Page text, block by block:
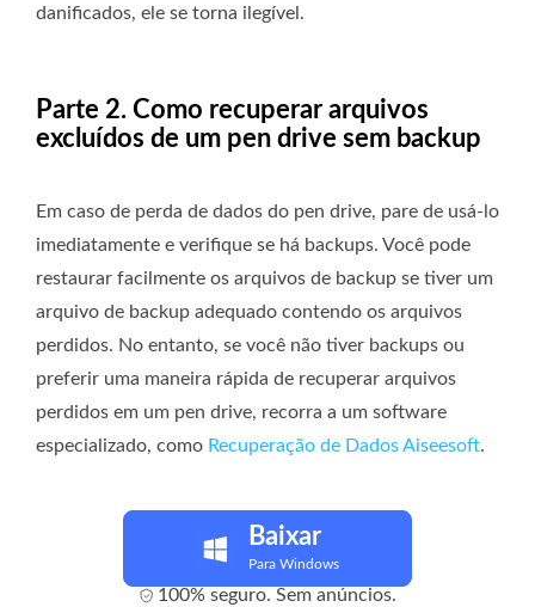
danificados, ele se torna ilegível.
Parte 2. Como recuperar arquivos
excluídos de um pen drive sem backup
Em caso de perda de dados do pen drive, pare de usá-lo
imediatamente e verifique se há backups. Você pode
restaurar facilmente os arquivos de backup se tiver um
arquivo de backup adequado contendo os arquivos
perdidos. No entanto, se você não tiver backups ou
preferir uma maneira rápida de recuperar arquivos
perdidos em um pen drive, recorra a um software
especializado, como Recuperação de Dados Aiseesoft.
Baixar
Para Windows
100% seguro. Sem anúncios.